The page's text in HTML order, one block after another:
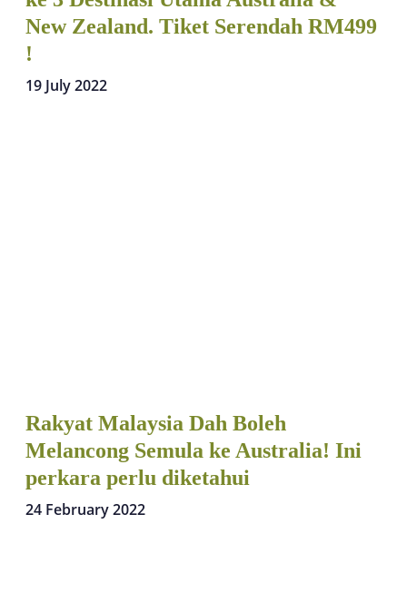
New Zealand. Tiket Serendah RM499
!
19 July 2022
Rakyat Malaysia Dah Boleh
Melancong Semula ke Australia! Ini
perkara perlu diketahui
24 February 2022